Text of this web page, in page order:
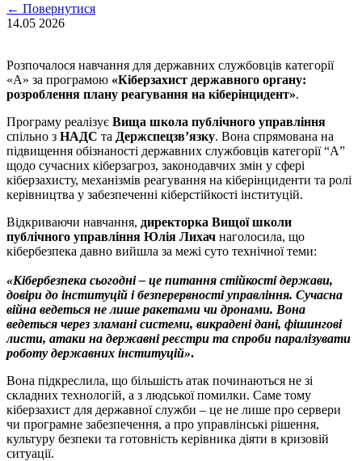
← Повернутися
14.05 2026
Розпочалося навчання для державних службовців категорії
«А» за програмою «Кіберзахист державного органу:
розроблення плану реагування на кіберінцидент».
Програму реалізує Вища школа публічного управління
спільно з НАДС та Держспецзв’язку. Вона спрямована на
підвищення обізнаності державних службовців категорії “А”
щодо сучасних кіберзагроз, законодавчих змін у сфері
кіберзахисту, механізмів реагування на кіберінциденти та ролі
керівництва у забезпеченні кіберстійкості інституцій.
Відкриваючи навчання, директорка Вищої школи
публічного управління Юлія Лихач наголосила, що
кібербезпека давно вийшла за межі суто технічної теми:
«Кібербезпека сьогодні – це питання стійкості держави,
довіри до інституцій і безперервності управління. Сучасна
війна ведеться не лише ракетами чи дронами. Вона
ведеться через зламані системи, викрадені дані, фішингові
листи, атаки на державні реєстри та спроби паралізувати
роботу державних інституцій».
Вона підкреслила, що більшість атак починаються не зі
складних технологій, а з людської помилки. Саме тому
кіберзахист для державної служби – це не лише про сервери
чи програмне забезпечення, а про управлінські рішення,
культуру безпеки та готовність керівника діяти в кризовій
ситуації.